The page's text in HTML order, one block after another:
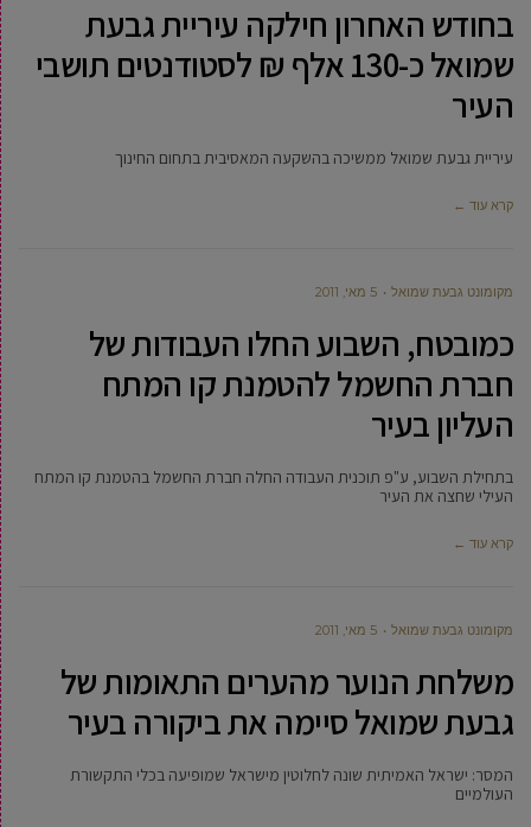
בחודש האחרון חילקה עיריית גבעת
שמואל כ-130 אלף ₪ לסטודנטים תושבי
העיר
עיריית גבעת שמואל ממשיכה בהשקעה המאסיבית בתחום החינוך
קרא עוד ←
מקומונט גבעת שמואל 5 מאי, 2011
כמובטח, השבוע החלו העבודות של
חברת החשמל להטמנת קו המתח
העליון בעיר
בתחילת השבוע, ע"פ תוכנית העבודה החלה חברת החשמל בהטמנת קו המתח
העילי שחצה את העיר
קרא עוד ←
מקומונט גבעת שמואל 5 מאי, 2011
משלחת הנוער מהערים התאומות של
גבעת שמואל סיימה את ביקורה בעיר
המסר: ישראל האמיתית שונה לחלוטין מישראל שמופיעה בכלי התקשורת
העולמיים